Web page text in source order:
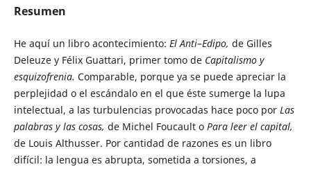
Resumen
He aquí un libro acontecimiento: El Anti–Edipo, de Gilles
Deleuze y Félix Guattari, primer tomo de Capitalismo y
esquizofrenia. Comparable, porque ya se puede apreciar la
perplejidad o el escándalo en el que éste sumerge la lupa
intelectual, a las turbulencias provocadas hace poco por Las
palabras y las cosas, de Michel Foucault o Para leer el capital,
de Louis Althusser. Por cantidad de razones es un libro
difícil: la lengua es abrupta, sometida a torsiones, a